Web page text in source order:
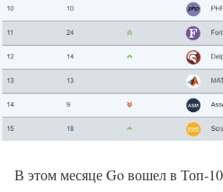
В этом месяце Go вошел в Топ-10